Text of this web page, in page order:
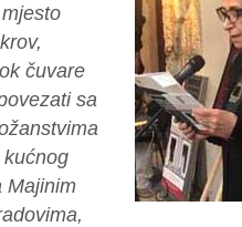
čuvare
sa
Majinim